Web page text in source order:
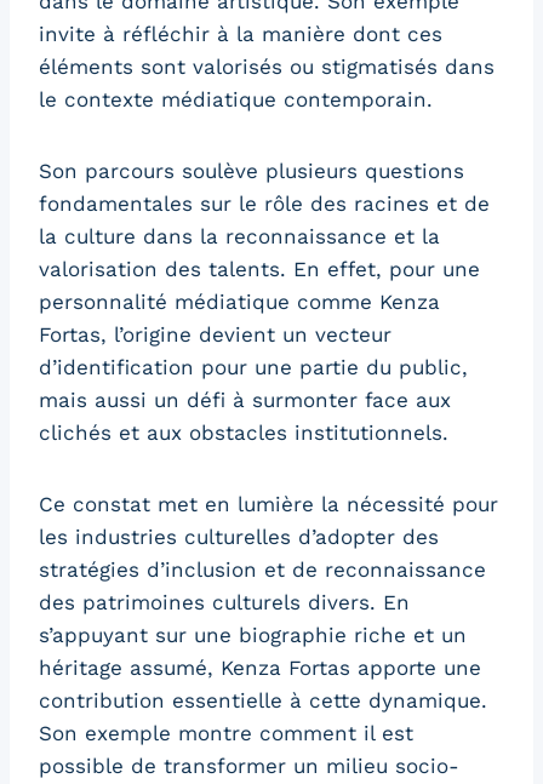
invite à réfléchir à la manière dont ces
éléments sont valorisés ou stigmatisés dans
le contexte médiatique contemporain.
Son parcours soulève plusieurs questions
fondamentales sur le rôle des racines et de
la culture dans la reconnaissance et la
valorisation des talents. En effet, pour une
personnalité médiatique comme Kenza
Fortas, l’origine devient un vecteur
d’identification pour une partie du public,
mais aussi un défi à surmonter face aux
clichés et aux obstacles institutionnels.
Ce constat met en lumière la nécessité pour
les industries culturelles d’adopter des
stratégies d’inclusion et de reconnaissance
des patrimoines culturels divers. En
s’appuyant sur une biographie riche et un
héritage assumé, Kenza Fortas apporte une
contribution essentielle à cette dynamique.
Son exemple montre comment il est
possible de transformer un milieu socio-